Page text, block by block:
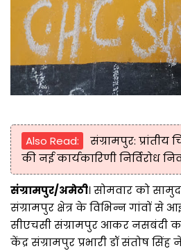
Also Read:
संग्रामपुर: प्रांतीय
की नई कार्यकारिणी निर्विरोध
संग्रामपुर/अमेठी। सोमवार को
संग्रामपुर क्षेत्र के विभिन्न गांवों
सीएचसी संग्रामपुर आकर नसबंदी
केंद्र संग्रामपुर प्रभारी डॉ संतोष